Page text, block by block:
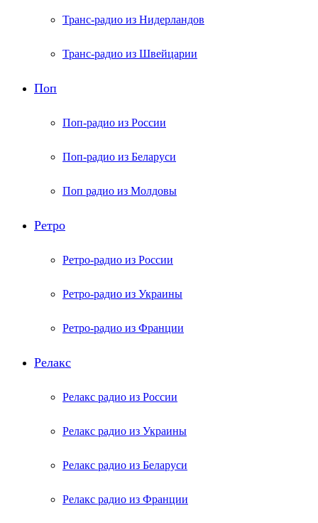
Транс-радио из Нидерландов
Транс-радио из Швейцарии
Поп
Поп-радио из России
Поп-радио из Беларуси
Поп радио из Молдовы
Ретро
Ретро-радио из России
Ретро-радио из Украины
Ретро-радио из Франции
Релакс
Релакс радио из России
Релакс радио из Украины
Релакс радио из Беларуси
Релакс радио из Франции